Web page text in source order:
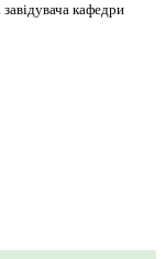
завідувача кафедри